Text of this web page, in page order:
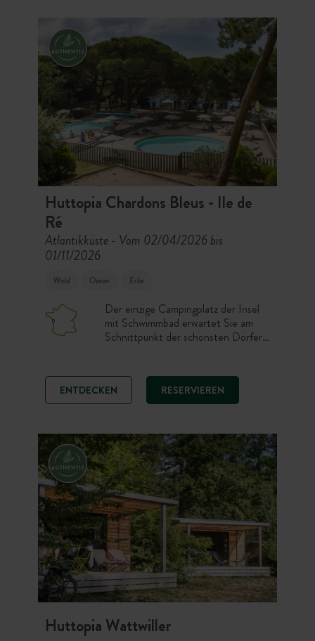
kleines geheimes Paradies an der
Spitze der Ile de Ré!
Huttopia Chardons Bleus - Ile de
Ré
Atlantikküste - Vom 02/04/2026 bis
01/11/2026
Wald Ozean Erbe
Der einzige Campingplatz der Insel
mit Schwimmbad erwartet Sie am
Schnittpunkt der schönsten Dörfer,
gesellig, empfangen Sie seine
schattigen Stellplätze und
verschiedenen Unterkünfte im
Natur und Komfort Hand in Hand
gehen. Vor Ort zwei schöne
Schwimmbäder und ein
Planschbecken zur Erfrischung.
ENTDECKEN RESERVIEREN
Huttopia Wattwiller